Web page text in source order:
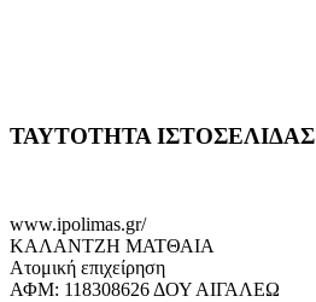
ΤΑΥΤΟΤΗΤΑ ΙΣΤΟΣΕΛΙΔΑΣ
www.ipolimas.gr/
ΚΑΛΑΝΤΖΗ ΜΑΤΘΑΙΑ
Ατομική επιχείρηση
ΑΦΜ: 118308626 ΔΟΥ ΑΙΓΑΛΕΩ